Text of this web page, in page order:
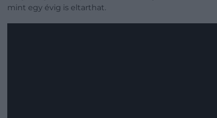
mint egy évig is eltarthat.